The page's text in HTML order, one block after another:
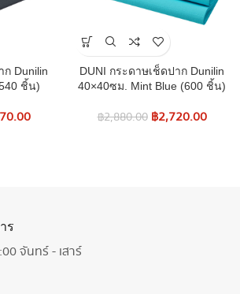
ก Dunilin
ชิ้น)
DUNI กระดาษเช็ดปาก Dunilin
40×40ซม. Mint Blue (600 ชิ้น)
฿2,880.00 ฿2,720.00
ร
จันทร์ - เสาร์